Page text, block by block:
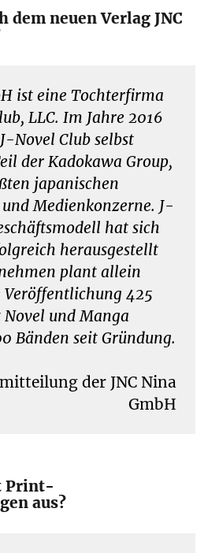
dem neuen Verlag JNC
ist eine Tochterfirma
LLC. Im Jahre 2016
Novel Club selbst
der Kadokawa Group,
japanischen
Medienkonzerne. J-
hat sich
herausgestellt
plant allein
Veröffentlichung 425
und Manga
Bänden seit Gründung.
der JNC Nina
GmbH
Print-
aus?